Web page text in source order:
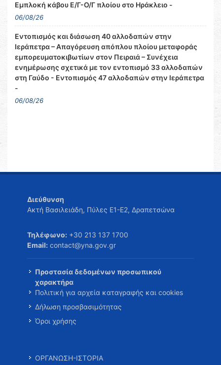
Εμπλοκή κάβου Ε/Γ-Ο/Γ πλοίου στο Ηράκλειο -
06/08/26
Εντοπισμός και διάσωση 40 αλλοδαπών στην
Ιεράπετρα – Απαγόρευση απόπλου πλοίου μεταφοράς
εμπορευματοκιβωτίων στον Πειραιά – Συνέχεια
ενημέρωσης σχετικά με τον εντοπισμό 33 αλλοδαπών
στη Γαύδο - Εντοπισμός 47 αλλοδαπών στην Ιεράπετρα
-
06/08/26
Διεύθυνση
Ακτή Βασιλειάδη, Πύλες Ε1-Ε2, Δραπετσώνα
Τηλέφωνο: +30 213 137 1700
Email: contact@yna.gov.gr
Προστασία δεδομένων προσωπικού
χαρακτήρα
Πολιτική για αρχεία καταγραφής και cookies
Δήλωση προσβασιμότητας
Όροι χρήσης
ΟΡΓΑΝΩΣΗ-ΙΣΤΟΡΙΑ